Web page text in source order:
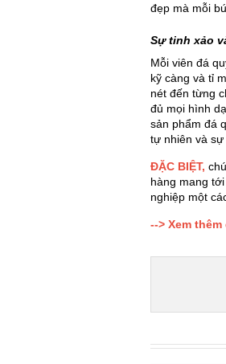
đẹp mà mỗi
Sự tinh xảo
Mỗi viên đá
kỹ càng và tỉ
nét đến từng
đủ mọi hình
sản phẩm đá
tự nhiên và sự
ĐẶC BIỆT,
hàng mang
nghiệp một
--> Xem